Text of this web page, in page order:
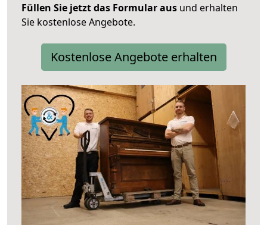
Füllen Sie jetzt das Formular aus und erhalten
Sie kostenlose Angebote.
Kostenlose Angebote erhalten